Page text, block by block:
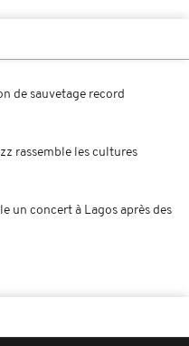
de sauvetage record
rassemble les cultures
un concert à Lagos après des